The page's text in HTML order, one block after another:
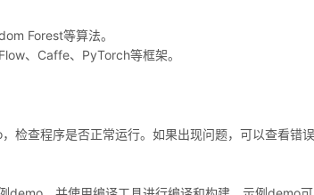
Forest等算法。
、Caffe、PyTorch等框架。
检查程序是否正常运行。如果出现问题，可以查看错误